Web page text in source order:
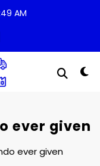
AM
ever given
ever given